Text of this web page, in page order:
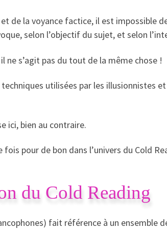
de la voyance factice, il est impossible
selon l’objectif du sujet, et selon
ne s’agit pas du tout de la même chose !
utilisées par les illusionnistes
ici, bien au contraire.
pour de bon dans l’univers du Cold
du Cold Reading
fait référence à un ensemble